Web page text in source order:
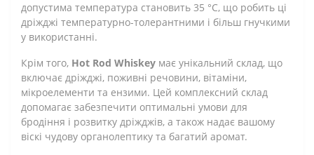
допустима температура становить 35 °С, що робить ці
дріжджі температурно-толерантними і більш гнучкими
у використанні.
Крім того, Hot Rod Whiskey має унікальний склад, що
включає дріжджі, поживні речовини, вітаміни,
мікроелементи та ензими. Цей комплексний склад
допомагає забезпечити оптимальні умови для
бродіння і розвитку дріжджів, а також надає вашому
віскі чудову органолептику та багатий аромат.